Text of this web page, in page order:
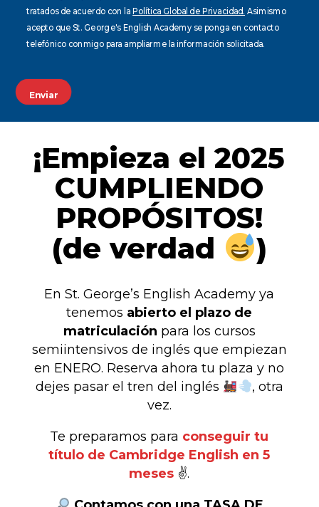
tratados de acuerdo con laPolítica Global de Privacidad. Asimismo
acepto que St. George's English Academy se ponga en contacto
telefónico conmigo para ampliarme la información solicitada.
¡Empieza el 2025
CUMPLIENDO
PROPÓSITOS!
(de verdad
)
En St. George’s English Academy ya
tenemos abierto el plazo de
matriculación para los cursos
semiintensivos de inglés que empiezan
en ENERO. Reserva ahora tu plaza y no
dejes pasar el tren del inglés
, otra
vez.
Te preparamos para conseguir tu
título de Cambridge English en 5
meses ✌️.